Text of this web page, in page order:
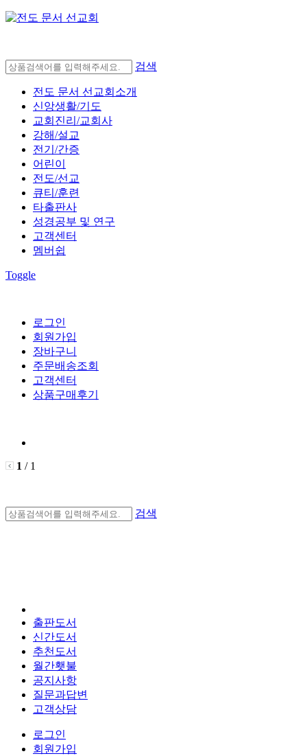
검색
전도 문서 선교회소개
신앙생활/기도
교회진리/교회사
강해/설교
전기/간증
어린이
전도/선교
큐티/훈련
타출판사
성경공부 및 연구
고객센터
멤버쉽
Toggle
로그인
회원가입
장바구니
주문배송조회
고객센터
상품구매후기
1 / 1
검색
출판도서
신간도서
추천도서
월간횃불
공지사항
질문과답변
고객상담
로그인
회원가입